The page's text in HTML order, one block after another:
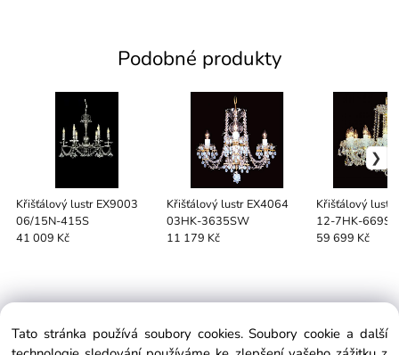
Podobné produkty
Křišťálový lustr EX9003
06/15N-415S
41 009 Kč
Křišťálový lustr EX4064
03HK-3635SW
11 179 Kč
Křišťálový lustr
12-7HK-669SB
59 699 Kč
Tato stránka používá soubory cookies. Soubory cookie a další